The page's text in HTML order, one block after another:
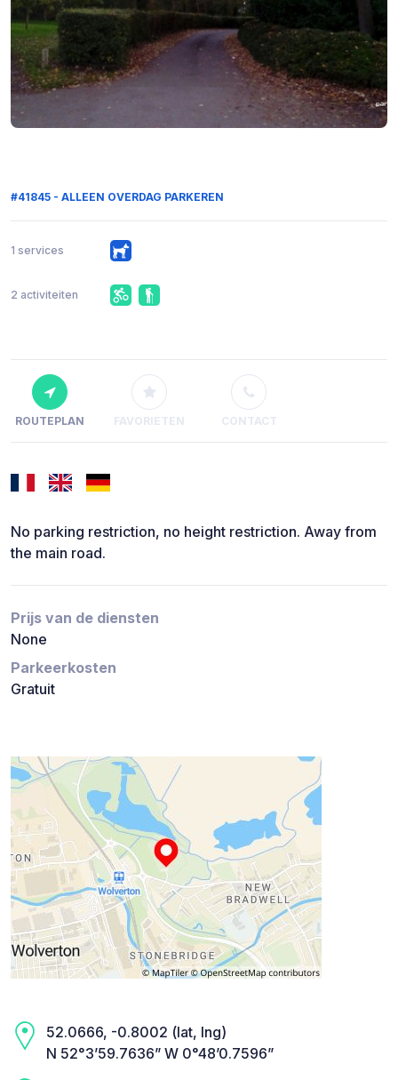
#41845 - ALLEEN OVERDAG PARKEREN
1 services
2 activiteiten
ROUTEPLAN FAVORIETEN CONTACT
No parking restriction, no height restriction. Away from
the main road.
Prijs van de diensten
None
Parkeerkosten
Gratuit
52.0666, -0.8002 (lat, lng)
N 52°3’59.7636” W 0°48’0.7596”